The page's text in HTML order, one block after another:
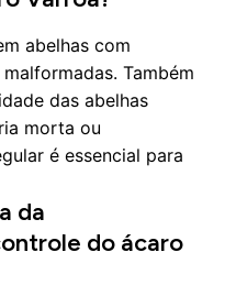
abelhas com
Também
das abelhas
morta ou
é essencial para
da
do ácaro